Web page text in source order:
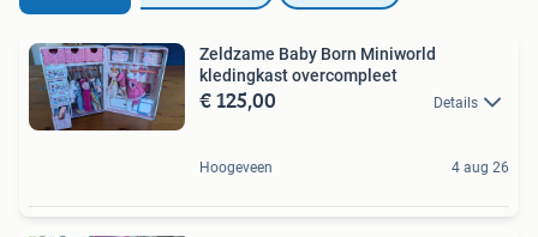
Zeldzame Baby Born Miniworld
kledingkast overcompleet
€ 125,00 Details
Hoogeveen 4 aug 26